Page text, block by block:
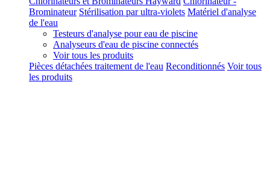
Brominateur Stérilisation par ultra-violets Matériel d'analyse
de l'eau
Testeurs d'analyse pour eau de piscine
Analyseurs d'eau de piscine connectés
Voir tous les produits
Pièces détachées traitement de l'eau Reconditionnés Voir tous
les produits